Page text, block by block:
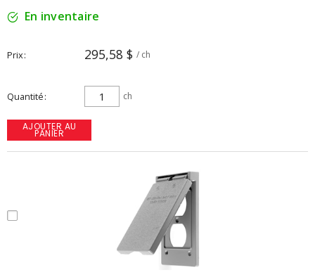
En inventaire
Prix 295,58 $ / ch
Quantité ch
AJOUTER AU
PANIER